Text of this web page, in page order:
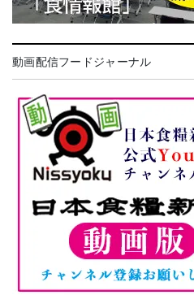
動画配信フードジャーナル